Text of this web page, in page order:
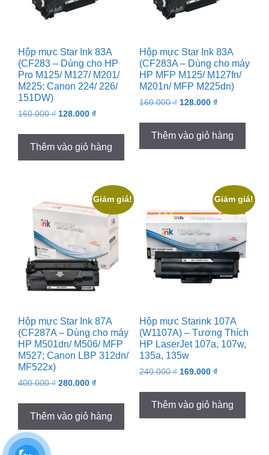
Hộp mực Star Ink 83A
(CF283 – Dùng cho HP
Pro M125/ M127/ M201/
M225; Canon 224/ 226/
151DW)
160.000₫ Original
160.000 ₫.
128.000 ₫Current
128.000 ₫.
Thêm vào giỏ hàng
Hộp mực Star Ink 83A
(CF283A – Dùng cho máy
HP MFP M125/ M127fn/
M201n/ MFP M225dn)
160.000₫ Original
160.000 ₫.
128.000 ₫Current
128.000 ₫.
Thêm vào giỏ hàng
Giảm giá!
Hộp mực Star Ink 87A
(CF287A – Dùng cho máy
HP M501dn/ M506/ MFP
M527; Canon LBP 312dn/
MF522x)
400.000₫ Original
was:
400.000 ₫.
280.000 ₫Current
is:
280.000 ₫.
Thêm vào giỏ hàng
Giảm giá!
Hộp mực Starink 107A
(W1107A) – Tương Thích
HP LaserJet 107a, 107w,
135a, 135w
240.000₫ Original
was:
240.000 ₫.
169.000 ₫Current
is:
169.000 ₫.
Thêm vào giỏ hàng